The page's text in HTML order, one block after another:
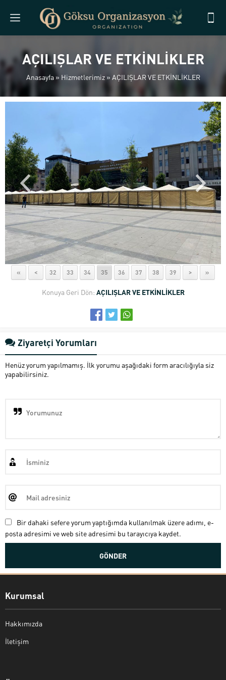
AÇILIŞLAR VE ETKİNLİKLER
Anasayfa» Hizmetlerimiz» AÇILIŞLAR VE ETKİNLİKLER
« < 32 33 34 35 36 37 38 39 > »
Konuya Geri Dön: AÇILIŞLAR VE ETKİNLİKLER
Ziyaretçi Yorumları
Henüz yorum yapılmamış. İlk yorumu aşağıdaki form aracılığıyla siz
yapabilirsiniz.
Bir dahaki sefere yorum yaptığımda kullanılmak üzere adımı, e-
posta adresimi ve web site adresimi bu tarayıcıya kaydet.
Kurumsal
Hakkımızda
İletişim